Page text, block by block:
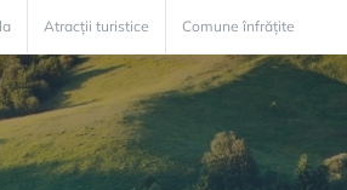
Atracții turistice Comune înfrățite